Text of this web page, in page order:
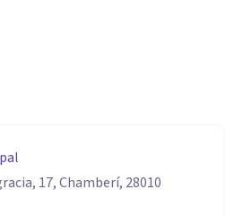
17, Chamberí, 28010